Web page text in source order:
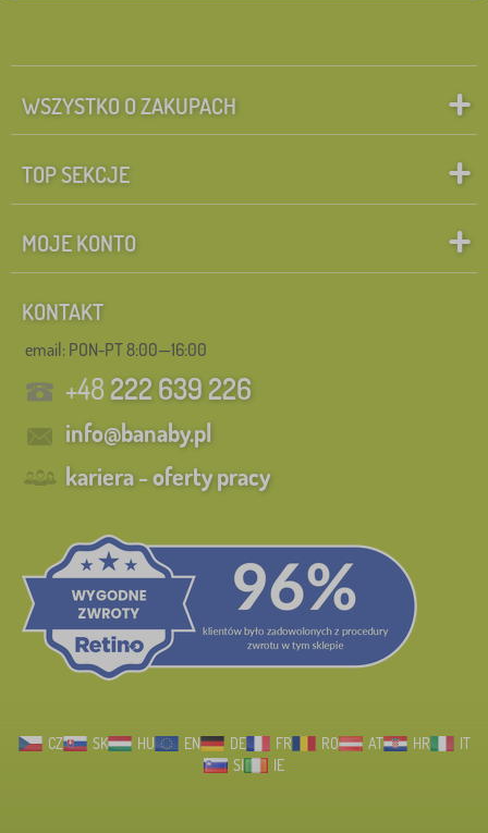
WSZYSTKO O ZAKUPACH
TOP SEKCJE
MOJE KONTO
KONTAKT
email: PON-PT 8:00—16:00
+48222 639 226
info@banaby.pl
kariera - oferty pracy
CZ SK HU EN DE FR RO AT HR
IT
SI
IE